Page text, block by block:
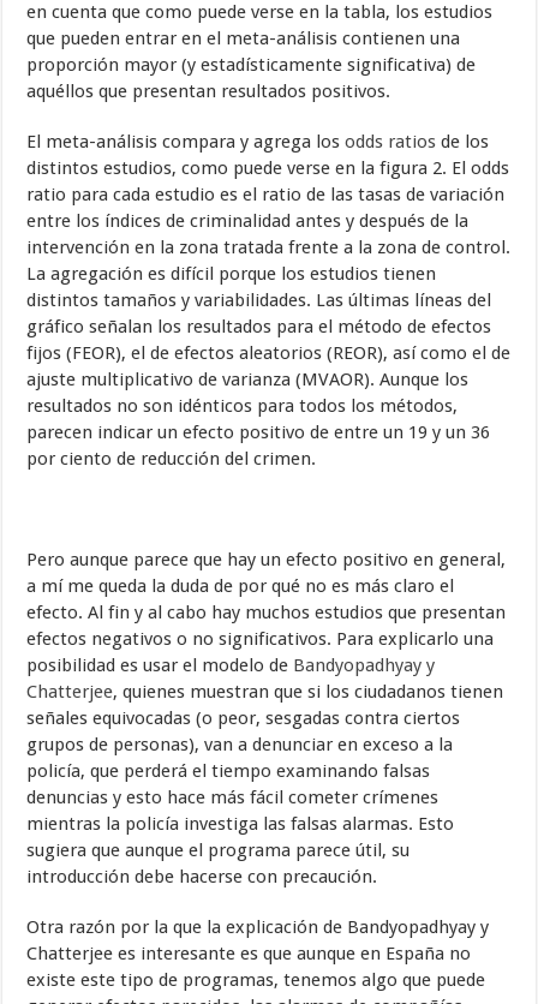
en cuenta que como puede verse en la tabla, los estudios
que pueden entrar en el meta-análisis contienen una
proporción mayor (y estadísticamente significativa) de
aquéllos que presentan resultados positivos.
El meta-análisis compara y agrega losodds ratios de los
distintos estudios, como puede verse en la figura 2. El odds
ratio para cada estudio es el ratio de las tasas de variación
entre los índices de criminalidad antes y después de la
intervención en la zona tratada frente a la zona de control.
La agregación es difícil porque los estudios tienen
distintos tamaños y variabilidades. Las últimas líneas del
gráfico señalan los resultados para el método de efectos
fijos (FEOR), el de efectos aleatorios (REOR), así como el de
ajuste multiplicativo de varianza (MVAOR). Aunque los
resultados no son idénticos para todos los métodos,
parecen indicar un efecto positivo de entre un 19 y un 36
por ciento de reducción del crimen.
Pero aunque parece que hay un efecto positivo en general,
a mí me queda la duda de por qué no es más claro el
efecto. Al fin y al cabo hay muchos estudios que presentan
efectos negativos o no significativos. Para explicarlo una
posibilidad es usar el modelo de Bandyopadhyay y
Chatterjee, quienes muestran que si los ciudadanos tienen
señales equivocadas (o peor, sesgadas contra ciertos
grupos de personas), van a denunciar en exceso a la
policía, que perderá el tiempo examinando falsas
denuncias y esto hace más fácil cometer crímenes
mientras la policía investiga las falsas alarmas. Esto
sugiera que aunque el programa parece útil, su
introducción debe hacerse con precaución.
Otra razón por la que la explicación de Bandyopadhyay y
Chatterjee es interesante es que aunque en España no
existe este tipo de programas, tenemos algo que puede